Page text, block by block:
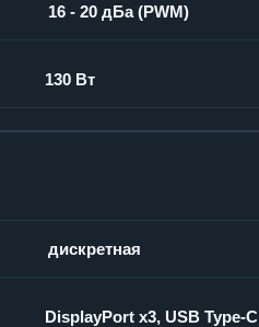
16 - 20 дБа (PWM)
130 Вт
дискретная
DisplayPort x3, USB Type-C